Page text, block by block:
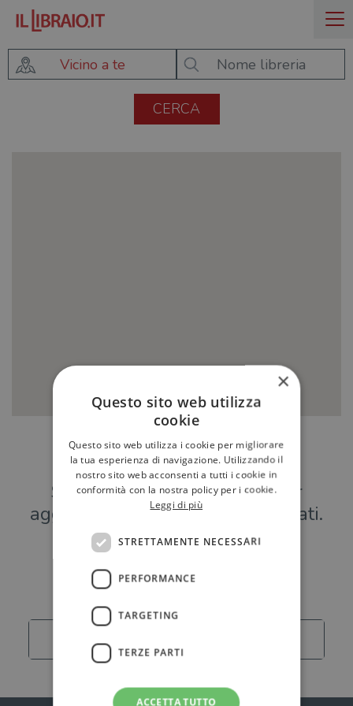
Vicino a te
Hai una libreria?
Scrivici a
per
aggiungere o modificare i tuoi dati.
Librerie
×
Questo sito web utilizza
cookie
Questo sito web utilizza i cookie per migliorare
la tua esperienza di navigazione. Utilizzando il
nostro sito web acconsenti a tutti i cookie in
conformità con la nostra policy per i cookie.
Leggi di più
STRETTAMENTE NECESSARI
PERFORMANCE
TARGETING
TERZE PARTI
ACCETTA TUTTO